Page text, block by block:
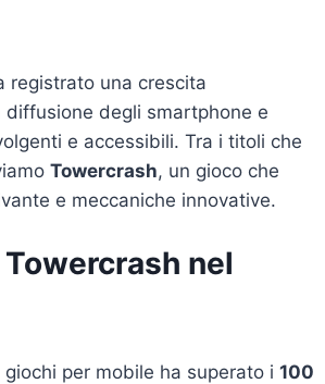
registrato una crescita
diffusione degli smartphone e
e accessibili. Tra i titoli che
Towercrash, un gioco che
e meccaniche innovative.
nel
per mobile ha superato i 100